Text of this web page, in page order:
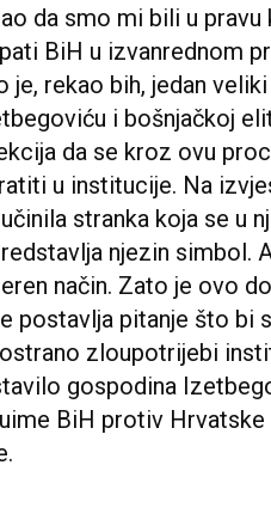
da smo mi bili u
BiH u izvanrednom
je, rekao bih, jedan
i bošnjačkoj
da se kroz ovu
u institucije. Na
stranka koja se u
njezin simbol.
način. Zato je ovo
postavlja pitanje što bi
zloupotrijebi
gospodina
BiH protiv Hrvatske